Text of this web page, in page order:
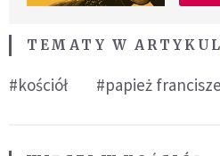
TEMATY W
#kościół #papież